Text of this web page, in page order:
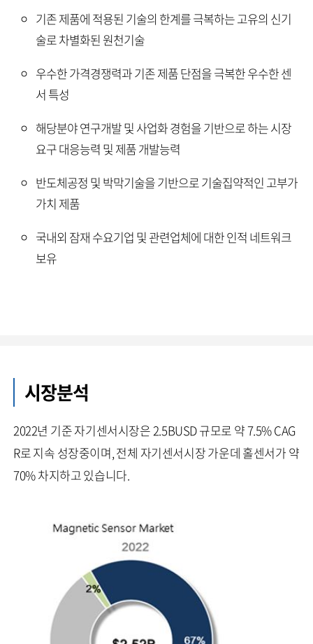
기존 제품에 적용된 기술의 한계를 극복하는 고유의 신기
술로 차별화된 원천기술
우수한 가격경쟁력과 기존 제품 단점을 극복한 우수한 센
서 특성
해당분야 연구개발 및 사업화 경험을 기반으로 하는 시장
요구 대응능력 및 제품 개발능력
반도체공정 및 박막기술을 기반으로 기술집약적인 고부가
가치 제품
국내외 잠재 수요기업 및 관련업체에 대한 인적 네트워크
보유
시장분석
2022년 기준 자기센서시장은 2.5BUSD 규모로 약 7.5% CAG
R로 지속 성장중이며, 전체 자기센서시장 가운데 홀센서가 약
70% 차지하고 있습니다.